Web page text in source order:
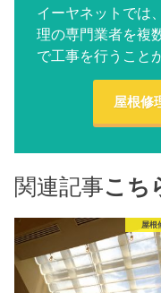
イーヤネットでは
理の専門業者を複
で工事を行うこと
屋根修
関連記事こち
屋根